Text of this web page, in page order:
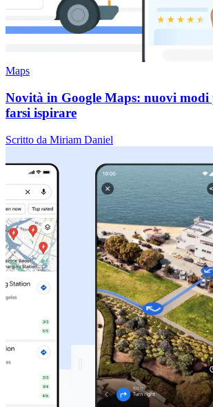
Maps
Novità in Google Maps: nuovi modi
farsi ispirare
Scritto da Miriam Daniel